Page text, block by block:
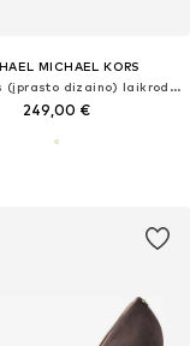
MICHAEL KORS
Analoginis (įprasto dizaino) laikrodis 'LEXINGTON'
249,00 €